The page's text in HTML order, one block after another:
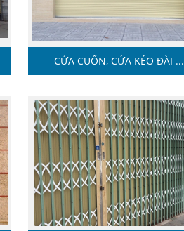
CỬA CUỐN, CỬA KÉO ĐÀI ...